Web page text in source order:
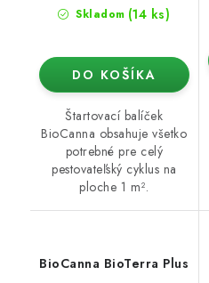
Skladom (14 ks)
DO KOŠÍKA
Štartovací balíček
BioCanna obsahuje všetko
potrebné pre celý
pestovateľský cyklus na
ploche 1 m².
BioCanna BioTerra Plus